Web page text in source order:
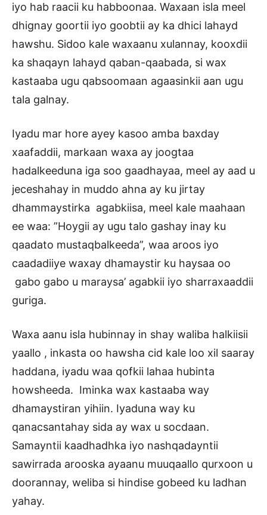
iyo hab raacii ku habboonaa. Waxaan isla meel
dhignay goortii iyo goobtii ay ka dhici lahayd
hawshu. Sidoo kale waxaanu xulannay, kooxdii
ka shaqayn lahayd qaban-qaabada, si wax
kastaaba ugu qabsoomaan agaasinkii aan ugu
tala galnay.
Iyadu mar hore ayey kasoo amba baxday
xaafaddii, markaan waxa ay joogtaa
hadalkeeduna iga soo gaadhayaa, meel ay aad u
jeceshahay in muddo ahna ay ku jirtay
dhammaystirka agabkiisa, meel kale maahaan
ee waa: ”Hoygii ay ugu talo gashay inay ku
qaadato mustaqbalkeeda”, waa aroos iyo
caadadiiye waxay dhamaystir ku haysaa oo
gabo gabo u maraysa’ agabkii iyo sharraxaaddii
guriga.
Waxa aanu isla hubinnay in shay waliba halkiisii
yaallo , inkasta oo hawsha cid kale loo xil saaray
haddana, iyadu waa qofkii lahaa hubinta
howsheeda. Iminka wax kastaaba way
dhamaystiran yihiin. Iyaduna way ku
qanacsantahay sida ay wax u socdaan.
Samayntii kaadhadhka iyo nashqadayntii
sawirrada arooska ayaanu muuqaallo qurxoon u
doorannay, weliba si hindise gobeed ku ladhan
yahay.